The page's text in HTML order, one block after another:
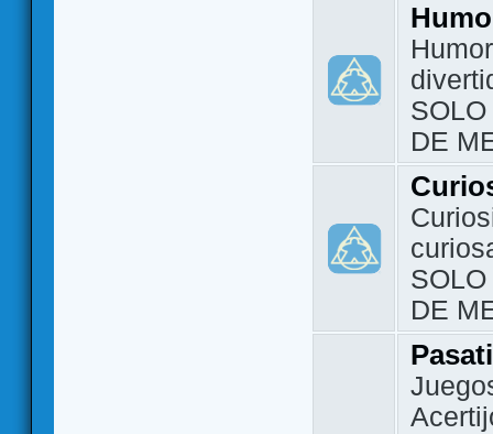
DE
DE